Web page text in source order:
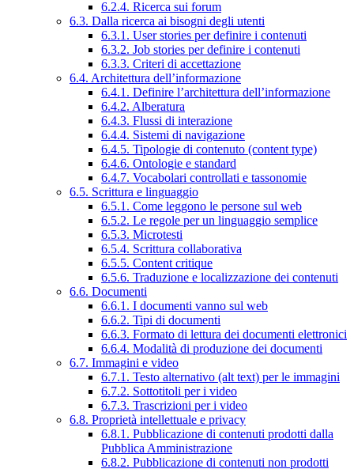
6.2.4. Ricerca sui forum
6.3. Dalla ricerca ai bisogni degli utenti
6.3.1. User stories per definire i contenuti
6.3.2. Job stories per definire i contenuti
6.3.3. Criteri di accettazione
6.4. Architettura dell’informazione
6.4.1. Definire l’architettura dell’informazione
6.4.2. Alberatura
6.4.3. Flussi di interazione
6.4.4. Sistemi di navigazione
6.4.5. Tipologie di contenuto (content type)
6.4.6. Ontologie e standard
6.4.7. Vocabolari controllati e tassonomie
6.5. Scrittura e linguaggio
6.5.1. Come leggono le persone sul web
6.5.2. Le regole per un linguaggio semplice
6.5.3. Microtesti
6.5.4. Scrittura collaborativa
6.5.5. Content critique
6.5.6. Traduzione e localizzazione dei contenuti
6.6. Documenti
6.6.1. I documenti vanno sul web
6.6.2. Tipi di documenti
6.6.3. Formato di lettura dei documenti elettronici
6.6.4. Modalità di produzione dei documenti
6.7. Immagini e video
6.7.1. Testo alternativo (alt text) per le immagini
6.7.2. Sottotitoli per i video
6.7.3. Trascrizioni per i video
6.8. Proprietà intellettuale e privacy
6.8.1. Pubblicazione di contenuti prodotti dalla
Pubblica Amministrazione
6.8.2. Pubblicazione di contenuti non prodotti